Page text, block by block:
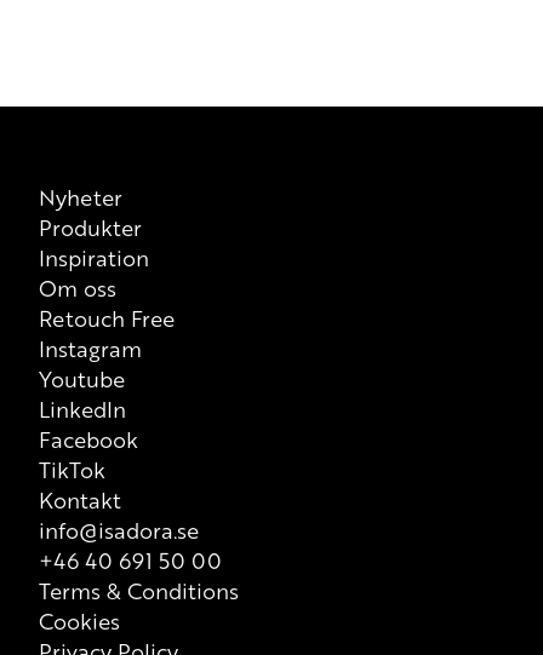
Nyheter
Produkter
Inspiration
Om oss
Retouch Free
Instagram
Youtube
LinkedIn
Facebook
TikTok
Kontakt
info@isadora.se
+46 40 691 50 00
Terms & Conditions
Cookies